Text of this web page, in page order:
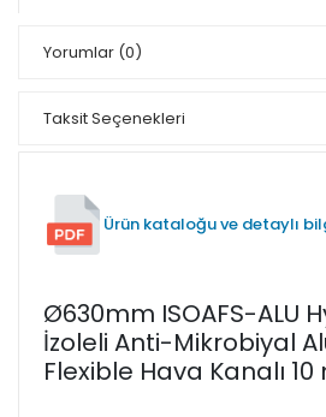
Yorumlar (0)
Taksit Seçenekleri
Ürün kataloğu ve detaylı
Ø630mm ISOAFS-ALU
İzoleli Anti-Mikrobiyal
Flexible Hava Kanalı 10